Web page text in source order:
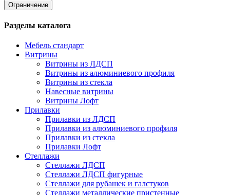
Ограничение
Разделы каталога
Мебель стандарт
Витрины
Витрины из ЛДСП
Витрины из алюминиевого профиля
Витрины из стекла
Навесные витрины
Витрины Лофт
Прилавки
Прилавки из ЛДСП
Прилавки из алюминиевого профиля
Прилавки из стекла
Прилавки Лофт
Стеллажи
Стеллажи ЛДСП
Стеллажи ЛДСП фигурные
Стеллажи для рубашек и галстуков
Стеллажи металлические пристенные